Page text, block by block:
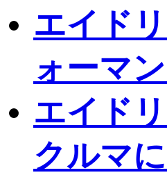
エイド
ォーマ
エイド
クルマ